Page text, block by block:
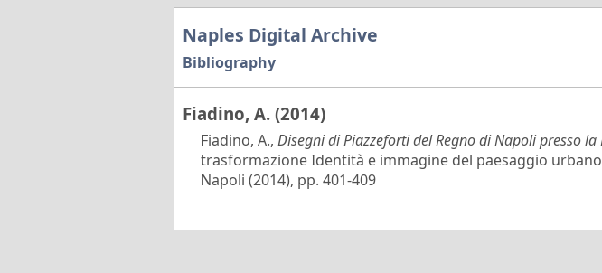
Naples Digital Archive
Bibliography
Fiadino, A. (2014)
Fiadino, A., Disegni di Piazzeforti del Regno di Napoli presso
trasformazione Identità e immagine del paesaggio
Napoli (2014), pp. 401-409